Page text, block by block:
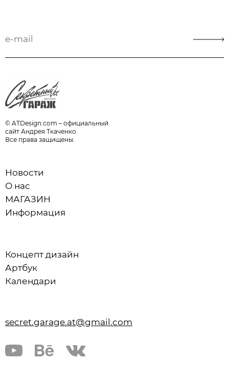
© ATDesign.com – официальный
сайт Андрея Ткаченко.
Все права защищены.
Новости
О нас
МАГАЗИН
Информация
Концепт дизайн
Артбук
Календари
secret.garage.at@gmail.com